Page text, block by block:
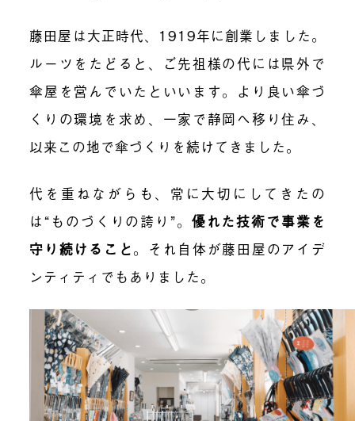
藤田屋は大正時代、1919年に創業しました。
ルーツをたどると、ご先祖様の代には県外で
傘屋を営んでいたといいます。より良い傘づ
くりの環境を求め、一家で静岡へ移り住み、
以来この地で傘づくりを続けてきました。
代を重ねながらも、常に大切にしてきたの
は“ものづくりの誇り”。 優れた技術で事業を
守り続けること。 それ自体が藤田屋のアイデ
ンティティでもありました。